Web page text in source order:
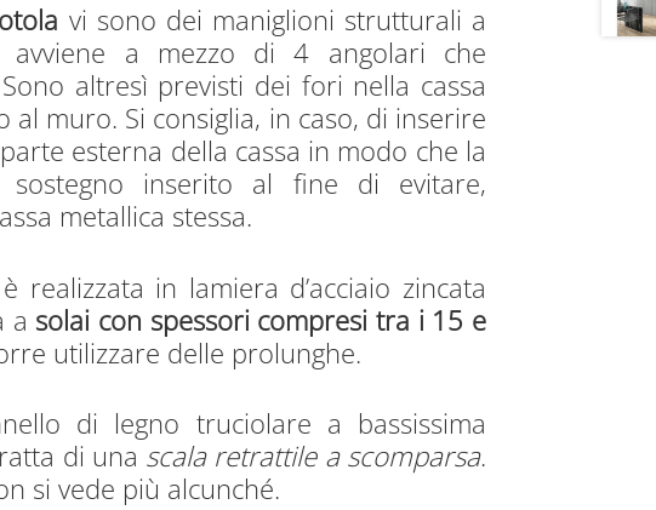
vi sono dei maniglioni strutturali a
avviene a mezzo di 4 angolari che
altresì previsti dei fori nella cassa
al muro. Si consiglia, in caso, di inserire
esterna della cassa in modo che la
inserito al fine di evitare,
metallica stessa.
realizzata in lamiera d’acciaio zincata
a solai con spessori compresi tra i 15 e
utilizzare delle prolunghe.
di legno truciolare a bassissima
di una scala retrattile a scomparsa.
si vede più alcunché.